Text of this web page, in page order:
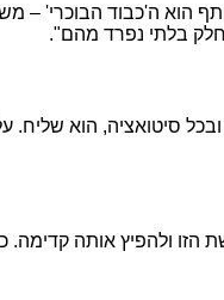
הוא ה'כבוד הבוכרי' –
חלק בלתי נפרד מהם".
סיטואציה, הוא שליח.
ולהפיץ אותה קדימה.